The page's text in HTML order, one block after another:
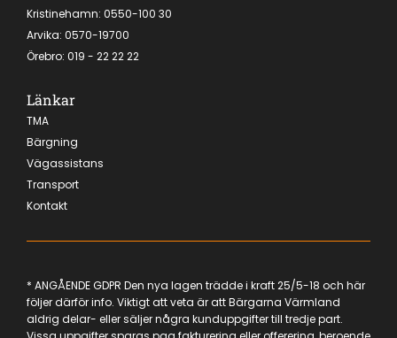
Kristinehamn: 0550-100 30
Arvika: 0570-19700
Örebro: 019 - 22 22 22
Länkar
TMA
Bärgning
Vägassistans
Transport
Kontakt
* ANGÅENDE GDPR Den nya lagen trädde i kraft 25/5-18 och här
följer därför info. Viktigt att veta är att Bärgarna Värmland
aldrig delar- eller säljer några kunduppgifter till tredje part.